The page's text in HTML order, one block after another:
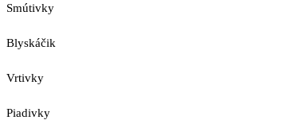
Smútivky
Blyskáčik
Vrtivky
Piadivky